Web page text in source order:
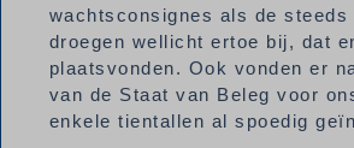
wachtsconsignes als de
droegen wellicht ertoe bij, dat
plaatsvonden. Ook vonden er
van de Staat van Beleg voor
enkele tientallen al spoedig